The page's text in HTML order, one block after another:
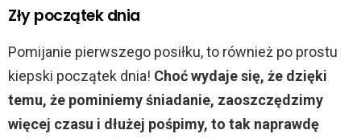
Zły początek dnia
Pomijanie pierwszego posiłku, to również po prostu
kiepski początek dnia! Choć wydaje się, że dzięki
temu, że pominiemy śniadanie, zaoszczędzimy
więcej czasu i dłużej pośpimy, to tak naprawdę